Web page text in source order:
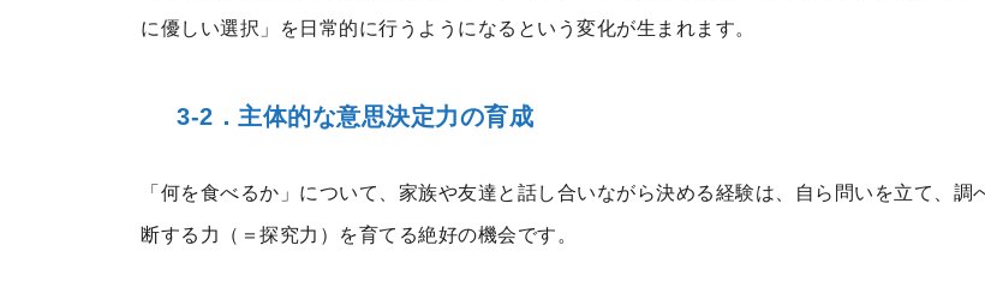
に優しい選択」を日常的に行うようになるという変化が生まれます。
3-2．主体的な意思決定力の育成
「何を食べるか」について、家族や友達と話し合いながら決める経験は、自ら問いを立て、調
断する力（＝探究力）を育てる絶好の機会です。